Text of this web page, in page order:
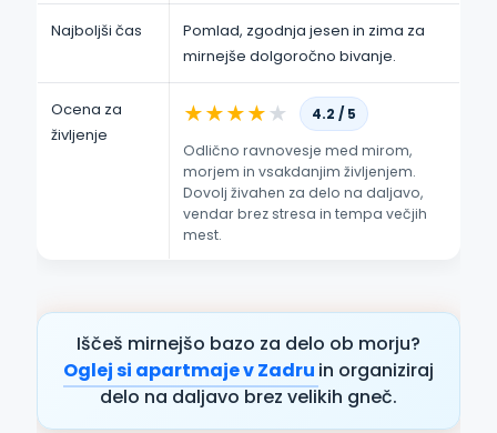
Najboljši čas
Pomlad, zgodnja jesen in zima za
mirnejše dolgoročno bivanje.
Ocena za
življenje
★★★★★
4.2 / 5
Odlično ravnovesje med mirom,
morjem in vsakdanjim življenjem.
Dovolj živahen za delo na daljavo,
vendar brez stresa in tempa večjih
mest.
Iščeš mirnejšo bazo za delo ob morju?
Oglej si apartmaje v Zadru in organiziraj
delo na daljavo brez velikih gneč.